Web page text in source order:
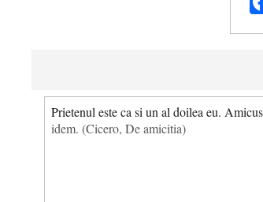
Prietenul este ca si un al doilea eu.
idem. (Cicero, De amicitia)